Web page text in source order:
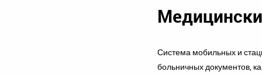
Система мобильных и
больничных документов,